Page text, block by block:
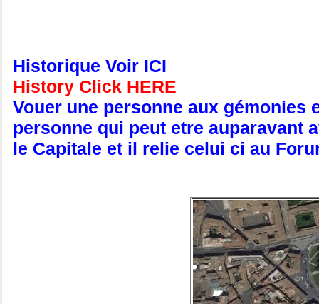
Historique Voir ICI
History Click HERE
Vouer une personne aux
personne qui peut etre auparavant
le Capitale et il relie celui ci au